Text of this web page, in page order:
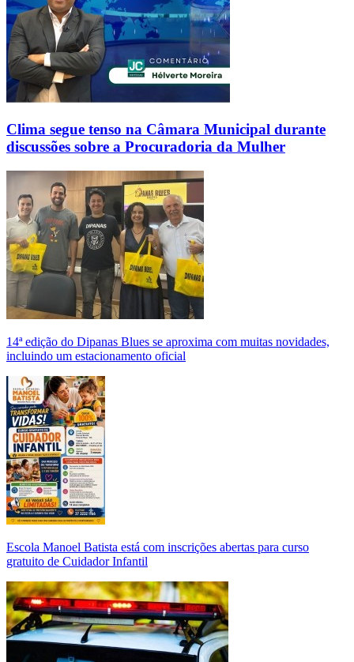
Clima segue tenso na Câmara Municipal durante
discussões sobre a Procuradoria da Mulher
14ª edição do Dipanas Blues se aproxima com muitas novidades,
incluindo um estacionamento oficial
Escola Manoel Batista está com inscrições abertas para curso
gratuito de Cuidador Infantil